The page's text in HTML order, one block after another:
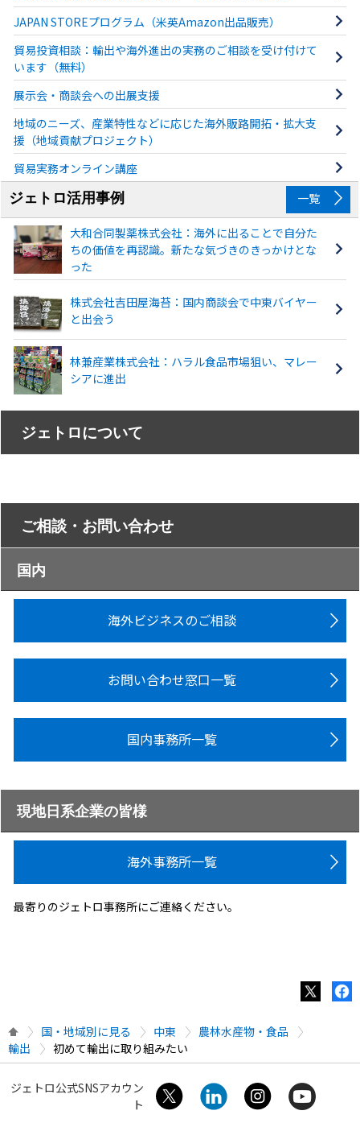
JAPAN STOREプログラム（米英Amazon出品販売）
貿易投資相談：輸出や海外進出の実務のご相談を受け付けて
います（無料）
展示会・商談会への出展支援
地域のニーズ、産業特性などに応じた海外販路開拓・拡大支
援（地域貢献プロジェクト）
貿易実務オンライン講座
ジェトロ活用事例
一覧
大和合同製薬株式会社：海外に出ることで自分た
ちの価値を再認識。新たな気づきのきっかけとな
った
株式会社吉田屋海苔：国内商談会で中東バイヤー
と出会う
林兼産業株式会社：ハラル食品市場狙い、マレー
シアに進出
ジェトロについて
ご相談・お問い合わせ
国内
海外ビジネスのご相談
お問い合わせ窓口一覧
国内事務所一覧
現地日系企業の皆様
海外事務所一覧
最寄りのジェトロ事務所にご連絡ください。
国・地域別に見る 中東
農林水産物・食品
輸出
初めて輸出に取り組みたい
ジェトロ公式SNSアカウン
ト